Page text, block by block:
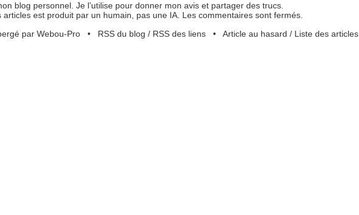
blog personnel. Je l’utilise pour donner mon avis et partager des trucs.
articles est produit par un humain, pas une IA. Les commentaires sont fermés.
par Webou-Pro• RSS du blog / RSS des liens• Article au hasard / Liste des articles